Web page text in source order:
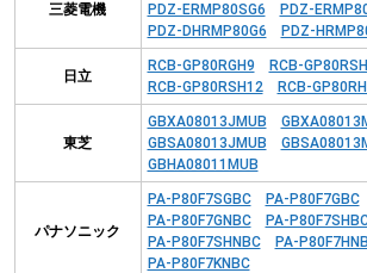
三菱電機
PDZ-ERMP80SG6
PDZ-
PDZ-DHRMP80G6
PDZ-
日立
RCB-GP80RGH9
RCB-
RCB-GP80RSH12
RCB-
東芝
GBXA08013JMUB
GBSA08013JMUB
GBHA08011MUB
パナソニック
PA-P80F7SGBC PA-P80F7GBC
PA-P80F7GNBC
PA-
PA-P80F7SHNBC
PA-
PA-P80F7KNBC